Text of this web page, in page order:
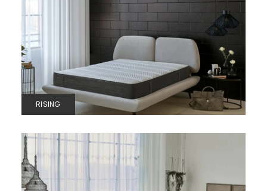
RISING